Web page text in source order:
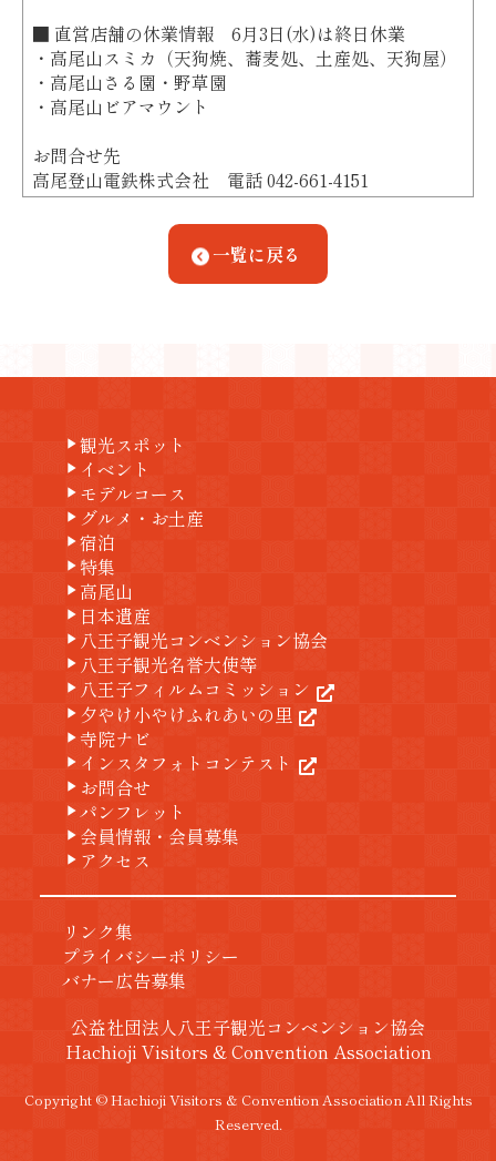
■ 直営店舗の休業情報 6月3日(水)は終日休業
・高尾山スミカ（天狗焼、蕎麦処、土産処、天狗屋）
・高尾山さる園・野草園
・高尾山ビアマウント
お問合せ先
高尾登山電鉄株式会社 電話 042-661-4151
一覧に戻る
play_arrow観光スポット
play_arrow イベント
play_arrow モデルコース
play_arrow グルメ・お土産
play_arrow宿泊
play_arrow 特集
play_arrow 高尾山
play_arrow 日本遺産
play_arrow 八王子観光コンベンション協会
play_arrow 八王子観光名誉大使等
play_arrow 八王子フィルムコミッション
play_arrow 夕やけ小やけふれあいの里
play_arrow 寺院ナビ
play_arrow インスタフォトコンテスト
play_arrow お問合せ
play_arrowパンフレット
play_arrow 会員情報・会員募集
play_arrow アクセス
リンク集
プライバシーポリシー
バナー広告募集
公益社団法人八王子観光コンベンション協会
Hachioji Visitors & Convention Association
Copyright © Hachioji Visitors & Convention Association All Rights
Reserved.